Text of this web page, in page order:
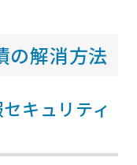
の解消方法
キュリティ